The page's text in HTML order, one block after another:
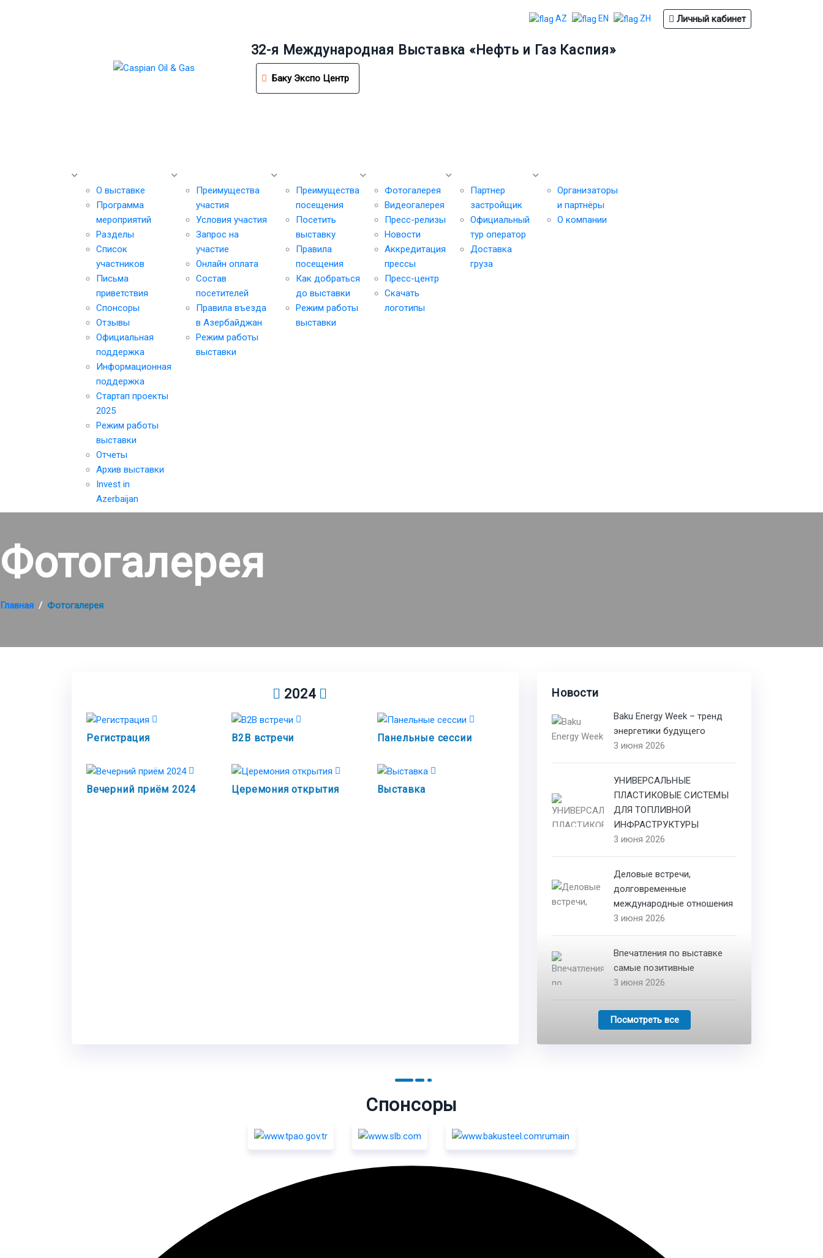
AZ EN ZH Личный кабинет
32-я Международная Выставка «Нефть и Газ Каспия»
Баку Экспо Центр
О выставке
Программа
мероприятий
Разделы
Список
участников
Письма
приветствия
Спонсоры
Отзывы
Официальная
поддержка
Информационная
поддержка
Стартап проекты
2025
Режим работы
выставки
Отчеты
Архив выставки
Invest in
Azerbaijan
Преимущества
участия
Условия участия
Запрос на
участие
Онлайн оплата
Состав
посетителей
Правила въезда
в Азербайджан
Режим работы
выставки
Преимущества
посещения
Посетить
выставку
Правила
посещения
Как добраться
до выставки
Режим работы
выставки
Фотогалерея
Видеогалерея
Пресс-релизы
Новости
Аккредитация
прессы
Пресс-центр
Скачать
логотипы
Партнер
застройщик
Официальный
тур оператор
Доставка
груза
Организаторы
и партнёры
О компании
Фотогалерея
Главная Фотогалерея
2024
Регистрация B2B встречи Панельные сессии
Вечерний приём 2024 Церемония открытия Выставка
Новости
Baku Energy Week – тренд
энергетики будущего
3 июня 2026
УНИВЕРСАЛЬНЫЕ
ПЛАСТИКОВЫЕ СИСТЕМЫ
ДЛЯ ТОПЛИВНОЙ
ИНФРАСТРУКТУРЫ
3 июня 2026
Деловые встречи,
долговременные
международные отношения
3 июня 2026
Впечатления по выставке
самые позитивные
3 июня 2026
Посмотреть все
Спонсоры